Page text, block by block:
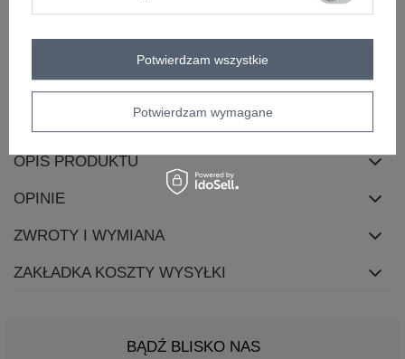
dominujący
dodatkowe
falbana
OPIS PRODUKTU
OPINIE
ZWROTY I WYMIANA
ZAKŁADKA KOSZTY WYSYŁKI
BĄDŹ BLISKO NAS
Potwierdzam wymagane
Potwierdzam wszystkie